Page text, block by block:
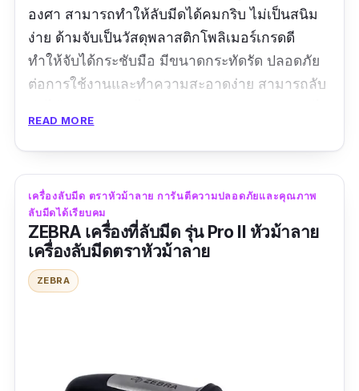
องศา สามารถทำให้ลับมีดได้คมกริบ ไม่เป็นสนิม
ง่าย ด้ามจับเป็นวัสดุพลาสติกโพลิเมอร์เกรดดี
ทำให้จับได้กระชับมือ มีขนาดกระทัดรัด ปลอดภัย
ต่อการใช้งานและทำความสะอาดง่าย สามารถลับ
ได้ทุกที่ หลังใช้านเหมือนได้มีดเล่มใหม่เลยค่ะ
“ใช้ดี ลับแล้วมีดคมสมใจค่ะ”
READ MORE
เครื่องลับมีด ตราหัวม้าลาย การันตีความปลอดภัยและคุณภาพ
ลับมีดได้เรียบคม
ZEBRA เครื่องที่ลับมีด รุ่น Pro II หัวม้าลาย
เครื่องลับมีดตราหัวม้าลาย
ZEBRA